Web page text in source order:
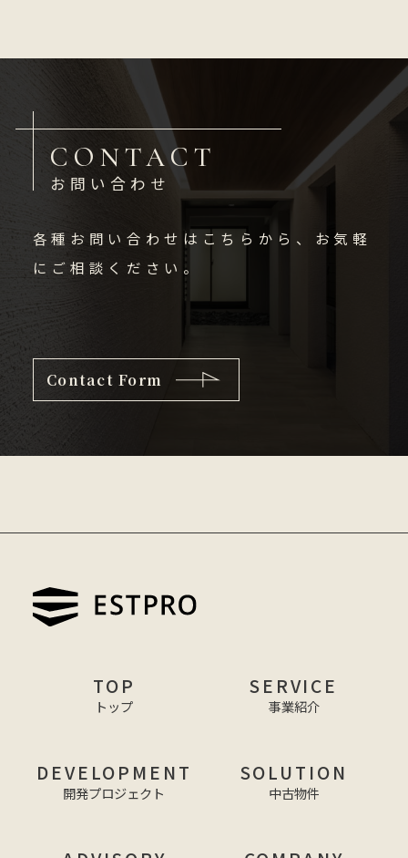
CONTACT
お問い合わせ
各種お問い合わせはこちらから、お気軽
にご相談ください。
Contact Form
TOP
トップ
SERVICE
事業紹介
DEVELOPMENT
開発プロジェクト
SOLUTION
中古物件